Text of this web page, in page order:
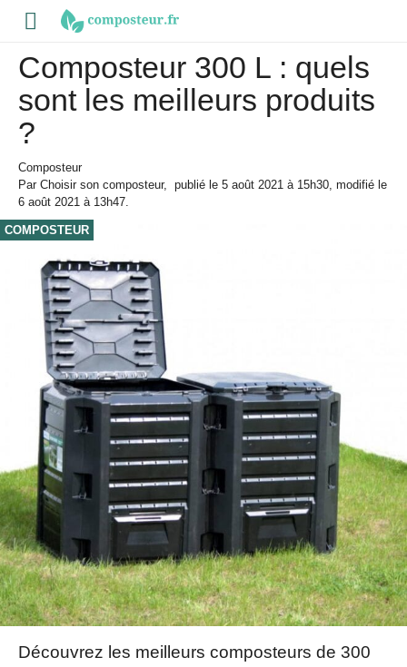
Composteur 300 L : quels
sont les meilleurs produits
?
Composteur
Par Choisir son composteur, publié le 5 août 2021 à 15h30, modifié le
6 août 2021 à 13h47.
COMPOSTEUR
Découvrez les meilleurs composteurs de 300